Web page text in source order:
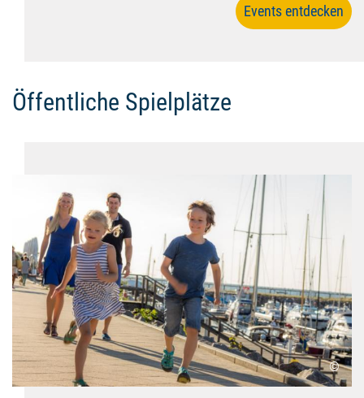
Events entdecken
Öffentliche Spielplätze
©